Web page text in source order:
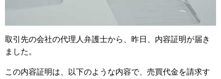
取引先の会社の代理人弁護士から、昨日、内容証明が届き
ました。
この内容証明は、以下のような内容で、売買代金を請求す